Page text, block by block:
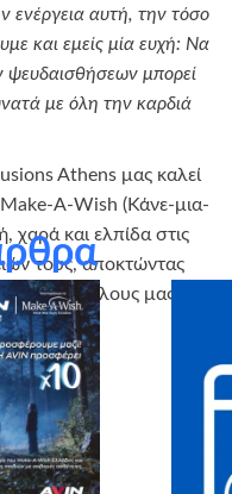
αυτή, την τόσο
και εμείς μία ευχή: Να
ψευδαισθήσεων μπορεί
με όλη την καρδιά
Athens μας καλεί
A-Wish (Κάνε-μια-
χαρά και ελπίδα στις
τους, αποκτώντας
ή τους φίλους μας για
στο